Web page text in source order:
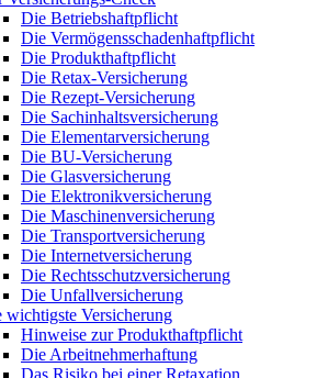
Die Betriebshaftpflicht
Die Vermögensschadenhaftpflicht
Die Produkthaftpflicht
Die Retax-Versicherung
Die Rezept-Versicherung
Die Sachinhaltsversicherung
Die Elementarversicherung
Die BU-Versicherung
Die Glasversicherung
Die Elektronikversicherung
Die Maschinenversicherung
Die Transportversicherung
Die Internetversicherung
Die Rechtsschutzversicherung
Die Unfallversicherung
wichtigste Versicherung
Hinweise zur Produkthaftpflicht
Die Arbeitnehmerhaftung
Das Risiko bei einer Retaxation